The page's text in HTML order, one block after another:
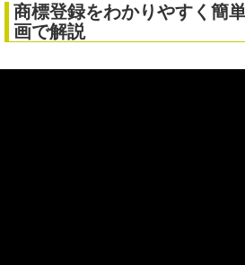
商標登録をわかりやすく簡
画で解説